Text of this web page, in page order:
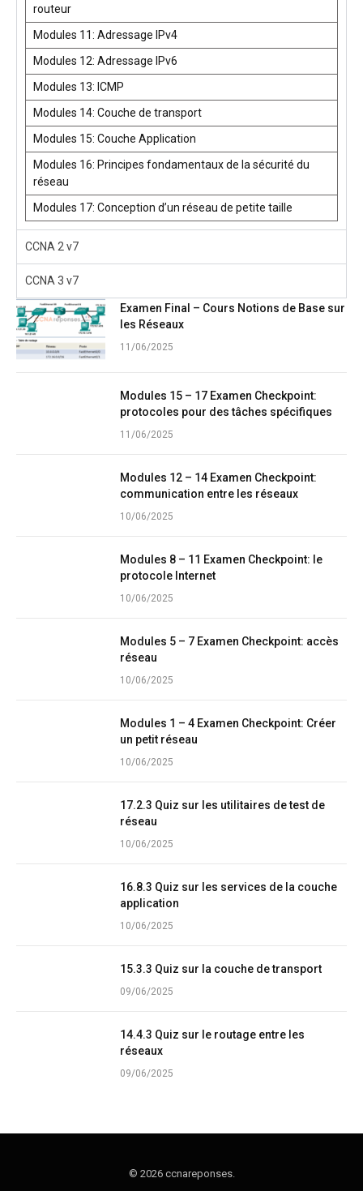
routeur
Modules 11: Adressage IPv4
Modules 12: Adressage IPv6
Modules 13: ICMP
Modules 14: Couche de transport
Modules 15: Couche Application
Modules 16: Principes fondamentaux de la sécurité du
réseau
Modules 17: Conception d’un réseau de petite taille
CCNA 2 v7
CCNA 3 v7
Examen Final – Cours Notions de Base sur
les Réseaux
11/06/2025
Modules 15 – 17 Examen Checkpoint:
protocoles pour des tâches spécifiques
11/06/2025
Modules 12 – 14 Examen Checkpoint:
communication entre les réseaux
10/06/2025
Modules 8 – 11 Examen Checkpoint: le
protocole Internet
10/06/2025
Modules 5 – 7 Examen Checkpoint: accès
réseau
10/06/2025
Modules 1 – 4 Examen Checkpoint: Créer
un petit réseau
10/06/2025
17.2.3 Quiz sur les utilitaires de test de
réseau
10/06/2025
16.8.3 Quiz sur les services de la couche
application
10/06/2025
15.3.3 Quiz sur la couche de transport
09/06/2025
14.4.3 Quiz sur le routage entre les
réseaux
09/06/2025
© 2026 ccnareponses.